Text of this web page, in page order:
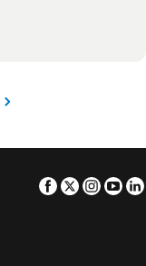
Facebook
Twitter